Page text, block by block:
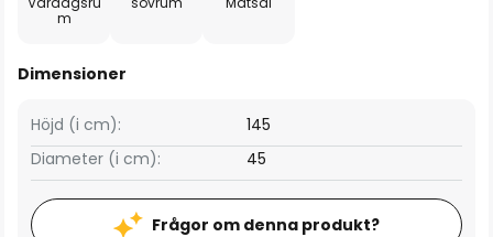
m
Dimensioner
Höjd (i cm):
145
Diameter (i cm):
45
Frågor om denna produkt?